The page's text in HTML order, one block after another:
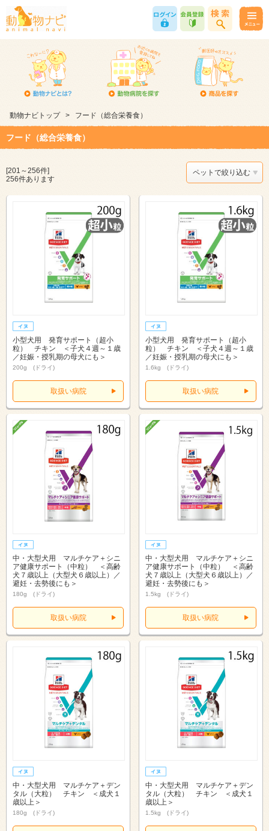
動物ナビトップ > フード（総合栄養食）
フード（総合栄養食）
[201～256件]
256件あります
ペットで絞り込む
小型犬用 発育サポート（超小
粒） チキン ＜子犬４週～１歳
／妊娠・授乳期の母犬にも＞
200g (ドライ)
取扱い病院
小型犬用 発育サポート（超小
粒） チキン ＜子犬４週～１歳
／妊娠・授乳期の母犬にも＞
1.6kg (ドライ)
取扱い病院
中・大型犬用 マルチケア＋シニ
ア健康サポート（中粒） ＜高齢
犬７歳以上（大型犬６歳以上）／
避妊・去勢後にも＞
180g (ドライ)
取扱い病院
中・大型犬用 マルチケア＋シニ
ア健康サポート（中粒） ＜高齢
犬７歳以上（大型犬６歳以上）／
避妊・去勢後にも＞
1.5kg (ドライ)
取扱い病院
中・大型犬用 マルチケア＋デン
タル（大粒） チキン ＜成犬１
歳以上＞
180g (ドライ)
中・大型犬用 マルチケア＋デン
タル（大粒） チキン ＜成犬１
歳以上＞
1.5kg (ドライ)